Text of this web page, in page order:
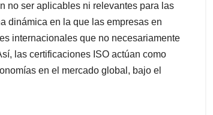
no ser aplicables ni relevantes para las
dinámica en la que las empresas en
internacionales que no necesariamente
las certificaciones ISO actúan como
en el mercado global, bajo el